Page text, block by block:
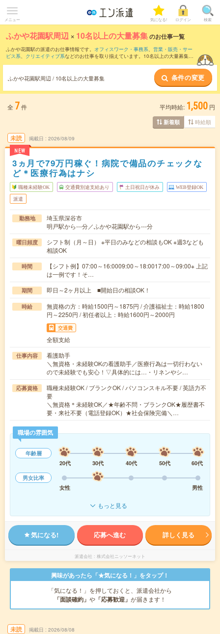
メニュー 気になる! ログイン 検索
ふかや花園駅周辺 × 10名以上の大量募集のお仕事一覧
ふかや花園駅の派遣のお仕事情報です。 オフィスワーク・事務系、 営業・販売・サー
ビス系、 クリエイティブ系などのお仕事を取り揃えています。10名以上の大量募集の
ふかや花園駅周辺 / 10名以上の大量募集 条件の変更
全 7件 平均時給: 1,500 円
新着順 時給順
未読
NEW
掲載日 2026/08/09
3ヵ月で79万円稼ぐ！病院で備品のチェックな
ど＊医療行為はナシ
職種未経験OK 交通費別途支給あり 土日祝日が休み WEB登録OK
派遣
勤務地
埼玉県深谷市
明戸駅から---分／ふかや花園駅から---分
曜日頻度
シフト制（月～日） ※平日のみなどの相談もOK ※週3なども
相談OK
時間
【シフト例】07:00～16:0009:00～18:0017:00～09:00※ 上記
は一例です！そ…
期間 即日～2ヶ月以上 ■開始日の相談OK！
時給
無資格の方：時給1500円～1875円 / 介護福祉士：時給1800
円～2250円 / 初任者以上：時給1600円～2000円
交通費
全額支給
仕事内容
看護助手
＼無資格・未経験OKの看護助手／医療行為は一切行わない
ので未経験でも安心！▽具体的には…・リネンやシ…
応募資格
職種未経験OK / ブランクOK / パソコンスキル不要 / 英語力不
要
＼無資格＊未経験OK／★年齢不問・ブランクOK★履歴書不
要・来社不要（電話登録OK）★社会保険完備＼…
職場の雰囲気
年齢層
20代
30代 40代 50代
60代
男女比率
女性
男性
もっと見る
気になる! 応募へ進む 詳しく見る
派遣会社 株式会社ニッソーネット
興味があったら「★気になる！」をタップ！
「気になる！」を押しておくと、派遣会社から
「面談確約」 や 「応募歓迎」 が届きます！
未読 掲載日 2026/08/08